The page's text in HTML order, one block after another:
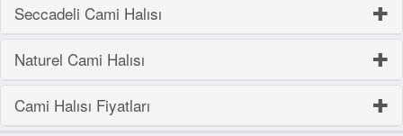
Seccadeli Cami Halısı
Naturel Cami Halısı
Cami Halısı Fiyatları